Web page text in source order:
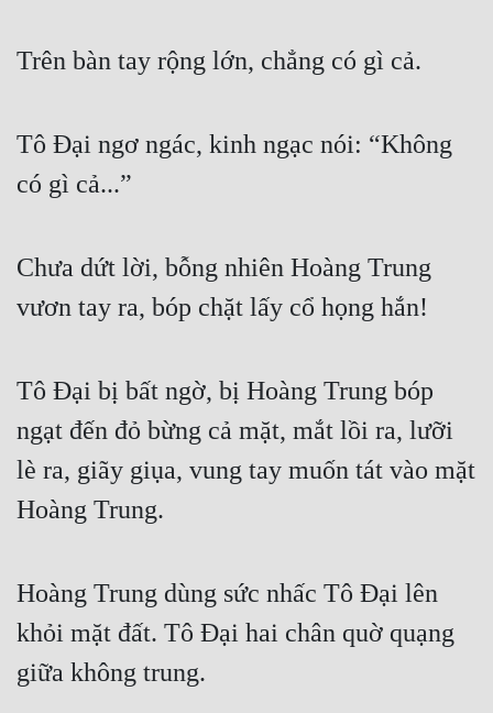
Trên bàn tay rộng lớn, chẳng có gì cả.
Tô Đại ngơ ngác, kinh ngạc nói: “Không
có gì cả...”
Chưa dứt lời, bỗng nhiên Hoàng Trung
vươn tay ra, bóp chặt lấy cổ họng hắn!
Tô Đại bị bất ngờ, bị Hoàng Trung bóp
ngạt đến đỏ bừng cả mặt, mắt lồi ra, lưỡi
lè ra, giãy giụa, vung tay muốn tát vào mặt
Hoàng Trung.
Hoàng Trung dùng sức nhấc Tô Đại lên
khỏi mặt đất. Tô Đại hai chân quờ quạng
giữa không trung.